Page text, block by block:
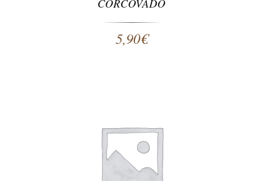
CORCOVADO
5,90€